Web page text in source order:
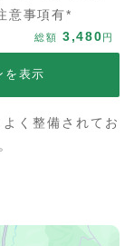
意事項有*
総額 3,480円
を表示
く整備されてお